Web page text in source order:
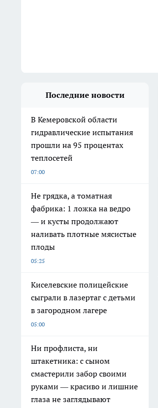
Последние новости
В Кемеровской области
гидравлические испытания
прошли на 95 процентах
теплосетей
07:00
Не грядка, а томатная
фабрика: 1 ложка на ведро
— и кусты продолжают
наливать плотные мясистые
плоды
05:25
Киселевские полицейские
сыграли в лазертаг с детьми
в загородном лагере
05:00
Ни профлиста, ни
штакетника: с сыном
смастерили забор своими
руками — красиво и лишние
глаза не заглядывают